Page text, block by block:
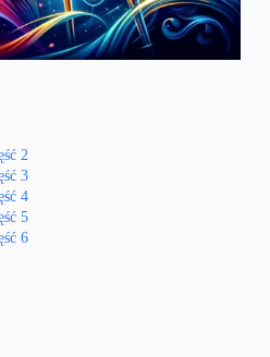
2
3
4
5
6